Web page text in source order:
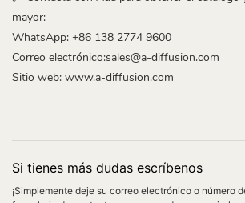
mayor:
WhatsApp: +86 138 2774 9600
Correo electrónico:sales@a-diffusion.com
Sitio web: www.a-diffusion.com
Si tienes más dudas escríbenos
¡Simplemente deje su correo electrónico o número